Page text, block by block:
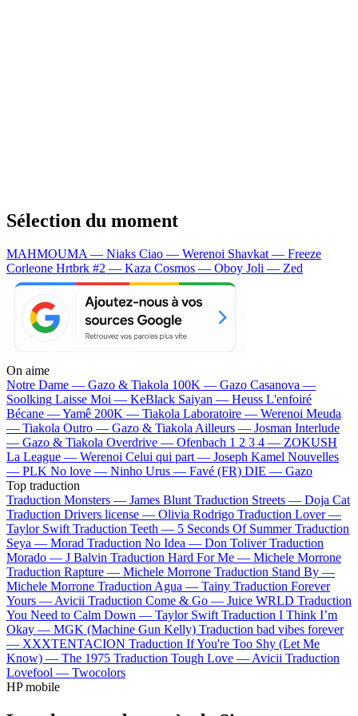
Sélection du moment
MAHMOUMA — Niaks Ciao — Werenoi Shavkat — Freeze
Corleone Hrtbrk #2 — Kaza Cosmos — Oboy Joli — Zed
On aime
Notre Dame — Gazo & Tiakola 100K — Gazo Casanova —
Soolking Laisse Moi — KeBlack Saiyan — Heuss L'enfoiré
Bécane —Yamê 200K — Tiakola Laboratoire — Werenoi Meuda
— Tiakola Outro — Gazo & TiakolaAilleurs — Josman Interlude
— Gazo & Tiakola Overdrive — Ofenbach 1 2 3 4 — ZOKUSH
La League — Werenoi Celui qui part — Joseph Kamel Nouvelles
— PLK No love — Ninho Urus — Favé (FR) DIE — Gazo
Top traduction
Traduction Monsters — James Blunt Traduction Streets — Doja Cat
Traduction Drivers license — Olivia Rodrigo Traduction Lover —
Taylor Swift Traduction Teeth — 5 Seconds Of Summer Traduction
Seya — Morad Traduction No Idea — Don Toliver Traduction
Morado — J Balvin Traduction Hard For Me — Michele Morrone
Traduction Rapture — Michele Morrone Traduction Stand By —
Michele Morrone Traduction Agua — Tainy Traduction Forever
Yours —Avicii Traduction Come & Go — Juice WRLD Traduction
You Need to Calm Down — Taylor Swift Traduction I Think I’m
Okay — MGK (Machine Gun Kelly) Traduction bad vibes forever
— XXXTENTACION Traduction If You're Too Shy (Let Me
Know) — The 1975 Traduction Tough Love —Avicii Traduction
Lovefool — Twocolors
HP mobile